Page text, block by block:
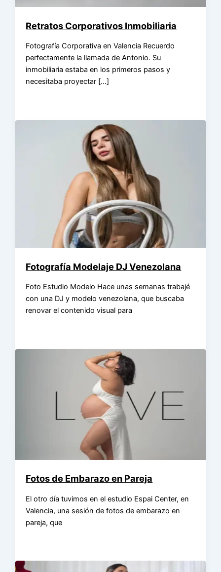
Retratos Corporativos Inmobiliaria
Fotografía Corporativa en Valencia Recuerdo
perfectamente la llamada de Antonio. Su
inmobiliaria estaba en los primeros pasos y
necesitaba proyectar […]
Fotografía Modelaje DJ Venezolana
Foto Estudio Modelo Hace unas semanas trabajé
con una DJ y modelo venezolana, que buscaba
renovar el contenido visual para
Fotos de Embarazo en Pareja
El otro día tuvimos en el estudio Espai Center, en
Valencia, una sesión de fotos de embarazo en
pareja, que